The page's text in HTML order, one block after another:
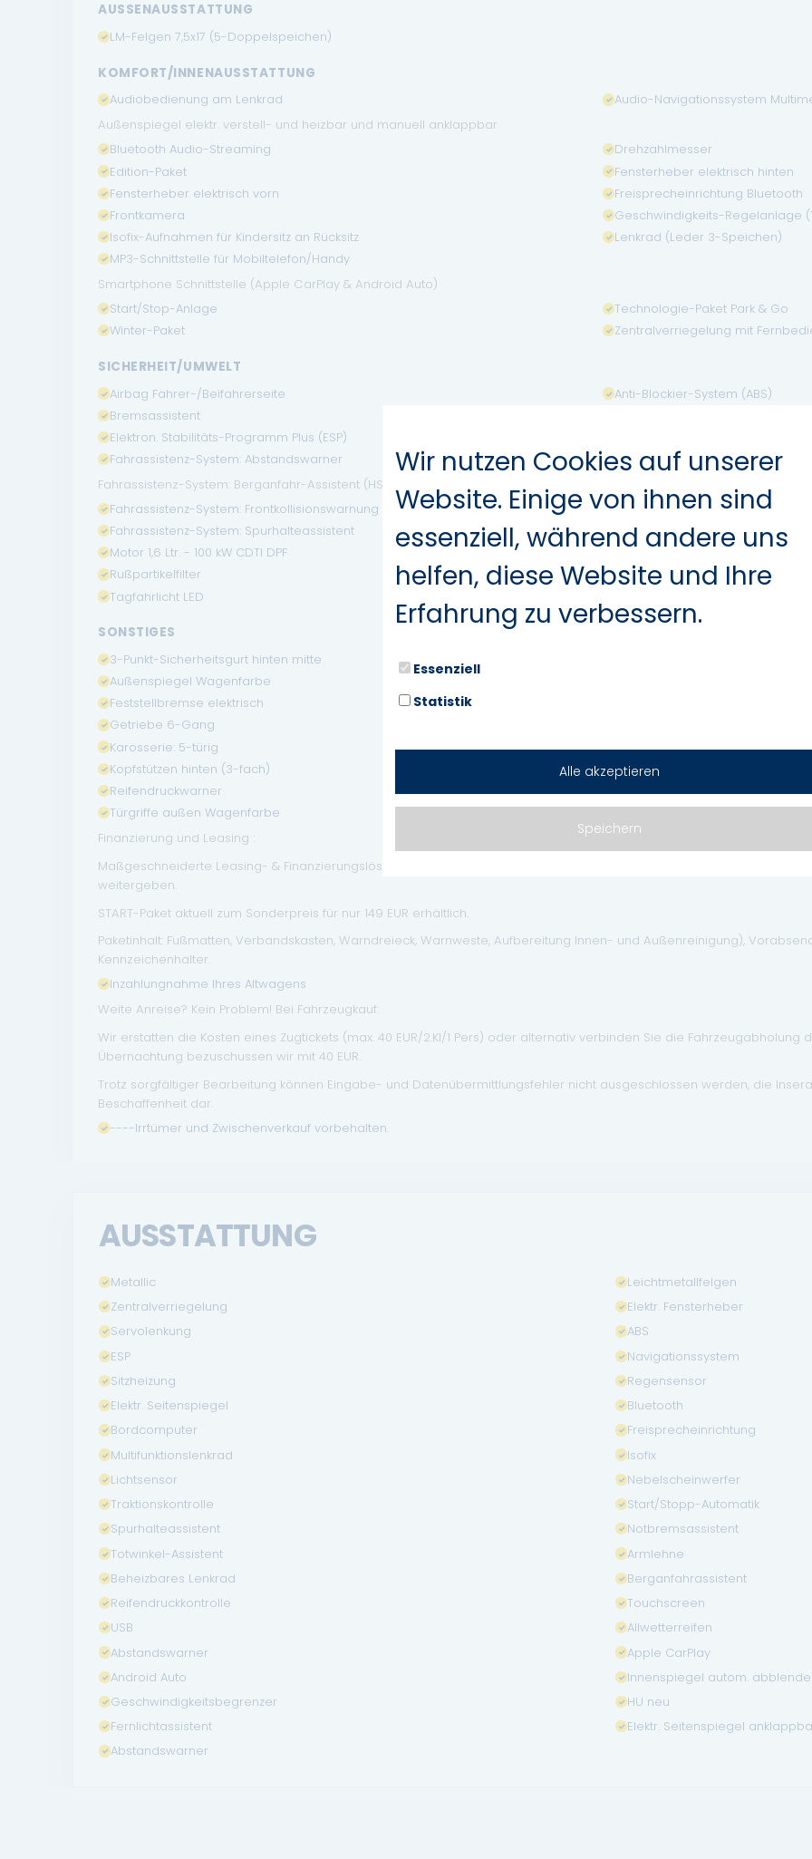
AUSSENAUSSTATTUNG
LM-Felgen 7,5x17 (5-Doppelspeichen)
KOMFORT/INNENAUSSTATTUNG
Audiobedienung am Lenkrad
Audio-Navigationssystem
Außenspiegel elektr. verstell- und heizbar und manuell anklappbar
Bluetooth Audio-Streaming
Drehzahlmesser
Edition-Paket
Fensterheber elektrisch hinten
Fensterheber elektrisch vorn
Freisprecheinrichtung Bluetooth
Frontkamera
Geschwindigkeits-Regelanlage
Isofix-Aufnahmen für Kindersitz an Rücksitz
Lenkrad (Leder 3-Speichen)
MP3-Schnittstelle für Mobiltelefon/Handy
Smartphone Schnittstelle (Apple CarPlay & Android Auto)
Start/Stop-Anlage
Technologie-Paket Park & Go
Winter-Paket
Zentralverriegelung mit
SICHERHEIT/UMWELT
Airbag Fahrer-/Beifahrerseite
Anti-Blockier-System (ABS)
Bremsassistent
Elektron. Stabilitäts-Programm Plus (ESP)
Fahrassistenz-System: Abstandswarner
Fahrassistenz-System: Berganfahr-Assistent (HSA, Hill Start Assist)
Fahrassistenz-System: Frontkollisionswarnung
Fahrassistenz-System:
Fahrassistenz-System: Spurhalteassistent
Kopf-Airbag-System
Motor 1,6 Ltr. - 100 kW CDTI DPF
Rußpartikelfilter
Seitenairbag vorn
Tagfahrlicht LED
SONSTIGES
3-Punkt-Sicherheitsgurt hinten mitte
Außenspiegel Wagenfarbe
Fahrassistenz-System:
Feststellbremse elektrisch
Fußgänger-Schutzsystem:
Getriebe 6-Gang
Karosserie: 5-türig
Kindersicherung
Kopfstützen hinten (3-fach)
Metallic-/Mineraleffekt-Lackierung
Reifendruckwarner
Sonnenblenden mit Spiegel
Türgriffe außen Wagenfarbe
Finanzierung und Leasing :
Maßgeschneiderte Leasing- & Finanzierungslösungen. Durch unser großes Verkaufsvolumen erhalten wir niedrigste
weitergeben.
START-Paket aktuell zum Sonderpreis für nur 149 EUR erhältlich.
Paketinhalt: Fußmatten, Verbandskasten, Warndreieck, Warnweste, Aufbereitung Innen- und Außenreinigung),
Kennzeichenhalter.
Inzahlungnahme Ihres Altwagens
Weite Anreise? Kein Problem! Bei Fahrzeugkauf:
Wir erstatten die Kosten eines Zugtickets (max. 40 EUR/2.Kl/1 Pers) oder alternativ verbinden Sie die
Übernachtung bezuschussen wir mit 40 EUR.
Trotz sorgfältiger Bearbeitung können Eingabe- und Datenübermittlungsfehler nicht ausgeschlossen werden, die
Beschaffenheit dar.
----Irrtümer und Zwischenverkauf vorbehalten.
AUSSTATTUNG
Metallic
Leichtmetallfelgen
Zentralverriegelung
Elektr. Fensterheber
Servolenkung
ABS
ESP
Navigationssystem
Sitzheizung
Regensensor
Elektr. Seitenspiegel
Bluetooth
Bordcomputer
Freisprecheinrichtung
Multifunktionslenkrad
Isofix
Lichtsensor
Nebelscheinwerfer
Traktionskontrolle
Start/Stopp-Automatik
Spurhalteassistent
Notbremsassistent
Totwinkel-Assistent
Armlehne
Beheizbares Lenkrad
Berganfahrassistent
Reifendruckkontrolle
Touchscreen
USB
Allwetterreifen
Abstandswarner
Apple CarPlay
Android Auto
Innenspiegel autom.
Geschwindigkeitsbegrenzer
HU neu
Fernlichtassistent
Elektr. Seitenspiegel
Abstandswarner
Wir nutzen Cookies auf unserer
Website. Einige von ihnen sind
essenziell, während andere uns
helfen, diese Website und Ihre
Erfahrung zu verbessern.
Essenziell
Statistik
Alle akzeptieren
Speichern